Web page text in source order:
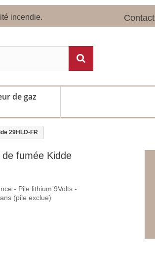
incendie. Contact
de gaz
29HLD-FR
fumée Kidde
- Pile lithium 9Volts -
(pile exclue)